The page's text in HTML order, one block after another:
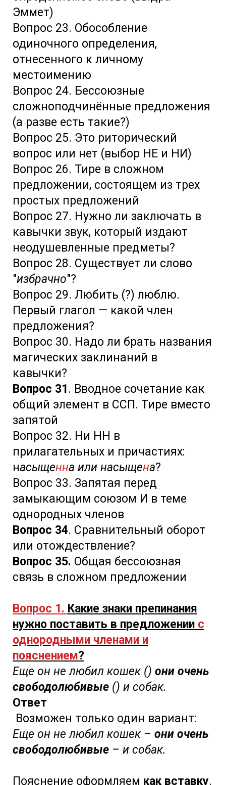
Эммет)
Вопрос 23. Обособление
одиночного определения,
отнесенного к личному
местоимению
Вопрос 24. Бессоюзные
сложноподчинённые предложения
(а разве есть такие?)
Вопрос 25. Это риторический
вопрос или нет (выбор НЕ и НИ)
Вопрос 26. Тире в сложном
предложении, состоящем из трех
простых предложений
Вопрос 27. Нужно ли заключать в
кавычки звук, который издают
неодушевленные предметы?
Вопрос 28. Существует ли слово
"избрачно"?
Вопрос 29. Любить (?) люблю.
Первый глагол — какой член
предложения?
Вопрос 30. Надо ли брать названия
магических заклинаний в
кавычки?
Вопрос 31. Вводное сочетание как
общий элемент в ССП. Тире вместо
запятой
Вопрос 32. Ни НН в
прилагательных и причастиях:
насыщенна или насыщена?
Вопрос 33. Запятая перед
замыкающим союзом И в теме
однородных членов
Вопрос 34. Сравнительный оборот
или отождествление?
Вопрос 35. Общая бессоюзная
связь в сложном предложении
Вопрос 1. Какие знаки препинания
нужно поставить в предложении с
однородными членами и
пояснением?
Еще он не любил кошек () они очень
свободолюбивые () и собак.
Ответ
Возможен только один вариант:
Еще он не любил кошек – они очень
свободолюбивые – и собак.
Пояснение оформляем как вставку.